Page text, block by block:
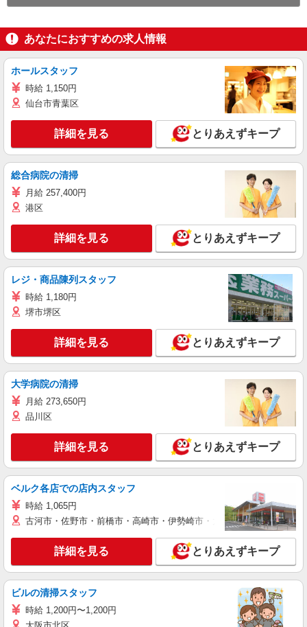
あなたにおすすめの求人情報
ホールスタッフ
時給 1,150円
仙台市青葉区
詳細を見る とりあえずキープ
総合病院の清掃
月給 257,400円
港区
詳細を見る とりあえずキープ
レジ・商品陳列スタッフ
時給 1,180円
堺市堺区
詳細を見る とりあえずキープ
大学病院の清掃
月給 273,650円
品川区
詳細を見る とりあえずキープ
ベルク各店での店内スタッフ
時給 1,065円
古河市・佐野市・前橋市・高崎市・伊勢崎市・太田市・館林市・藤
詳細を見る とりあえずキープ
ビルの清掃スタッフ
時給 1,200円〜1,200円